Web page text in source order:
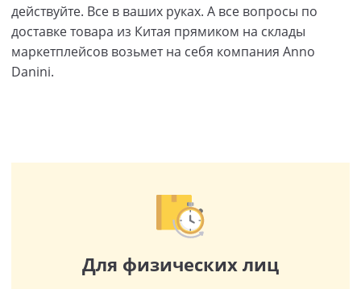
действуйте. Все в ваших руках. А все вопросы по
доставке товара из Китая прямиком на склады
маркетплейсов возьмет на себя компания Anno
Danini.
Для физических лиц